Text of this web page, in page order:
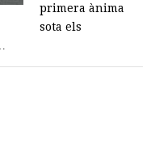
primera ànima
sota els